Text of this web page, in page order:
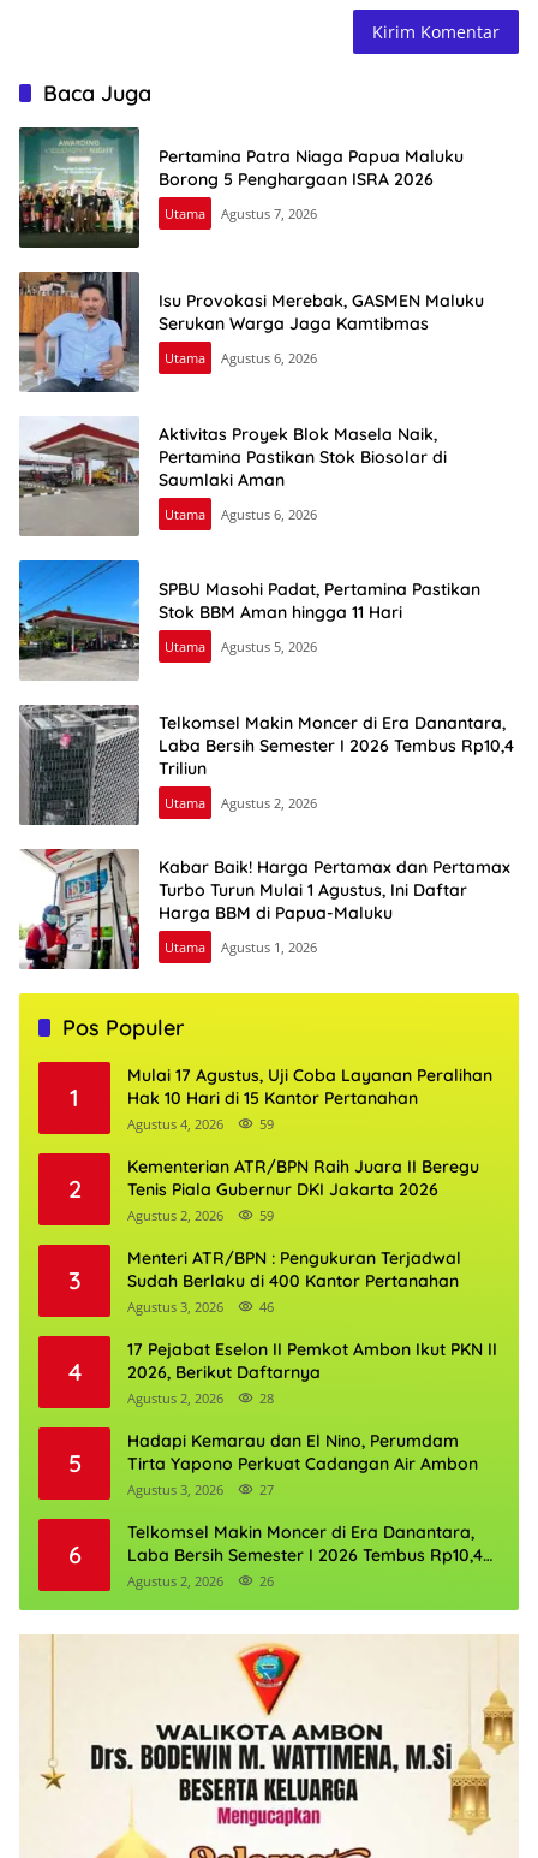
Baca Juga
Pertamina Patra Niaga Papua Maluku
Borong 5 Penghargaan ISRA 2026
Utama Agustus 7, 2026
Isu Provokasi Merebak, GASMEN Maluku
Serukan Warga Jaga Kamtibmas
Utama Agustus 6, 2026
Aktivitas Proyek Blok Masela Naik,
Pertamina Pastikan Stok Biosolar di
Saumlaki Aman
Utama Agustus 6, 2026
SPBU Masohi Padat, Pertamina Pastikan
Stok BBM Aman hingga 11 Hari
Utama Agustus 5, 2026
Telkomsel Makin Moncer di Era Danantara,
Laba Bersih Semester I 2026 Tembus Rp10,4
Triliun
Utama Agustus 2, 2026
Kabar Baik! Harga Pertamax dan Pertamax
Turbo Turun Mulai 1 Agustus, Ini Daftar
Harga BBM di Papua-Maluku
Utama Agustus 1, 2026
Pos Populer
1
Mulai 17 Agustus, Uji Coba Layanan Peralihan
Hak 10 Hari di 15 Kantor Pertanahan
Agustus 4, 2026 59
2
Kementerian ATR/BPN Raih Juara II Beregu
Tenis Piala Gubernur DKI Jakarta 2026
Agustus 2, 2026 59
3
Menteri ATR/BPN : Pengukuran Terjadwal
Sudah Berlaku di 400 Kantor Pertanahan
Agustus 3, 2026 46
4
17 Pejabat Eselon II Pemkot Ambon Ikut PKN II
2026, Berikut Daftarnya
Agustus 2, 2026 28
5
Hadapi Kemarau dan El Nino, Perumdam
Tirta Yapono Perkuat Cadangan Air Ambon
Agustus 3, 2026 27
6
Telkomsel Makin Moncer di Era Danantara,
Laba Bersih Semester I 2026 Tembus Rp10,4
Triliun
Agustus 2, 2026 26